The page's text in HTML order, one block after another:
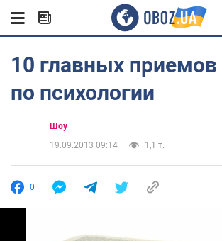
10 главных приемов
по психологии
Шоу
19.09.2013 09:14
1,1 т.
0